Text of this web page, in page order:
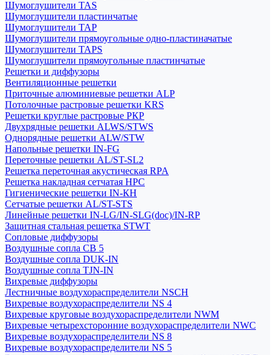
Шумоглушители TAS
Шумоглушители пластинчатые
Шумоглушители TAP
Шумоглушители прямоугольные одно-пластиначатые
Шумоглушители TAPS
Шумоглушители прямоугольные пластинчатые
Решетки и диффузоры
Вентиляционные решетки
Приточные алюминиевые решетки ALP
Потолочные растровые решетки KRS
Решетки круглые растровые РКР
Двухрядные решетки ALWS/STWS
Однорядные решетки ALW/STW
Напольные решетки IN-FG
Переточные решетки AL/ST-SL2
Решетка переточная акустическая RPA
Решетка накладная сетчатая НРС
Гигиенические решетки IN-КН
Сетчатые решетки AL/ST-STS
Линейные решетки IN-LG/IN-SLG(doc)/IN-RP
Защитная стальная решетка STWT
Сопловые диффузоры
Воздушные сопла СВ 5
Воздушные сопла DUK-IN
Воздушные сопла TJN-IN
Вихревые диффузоры
Лестничные воздухораспределители NSCH
Вихревые воздухораспределители NS 4
Вихревые круговые воздухораспределители NWM
Вихревые четырехсторонние воздухораспределители NWC
Вихревые воздухораспределители NS 8
Вихревые воздухораспределители NS 5